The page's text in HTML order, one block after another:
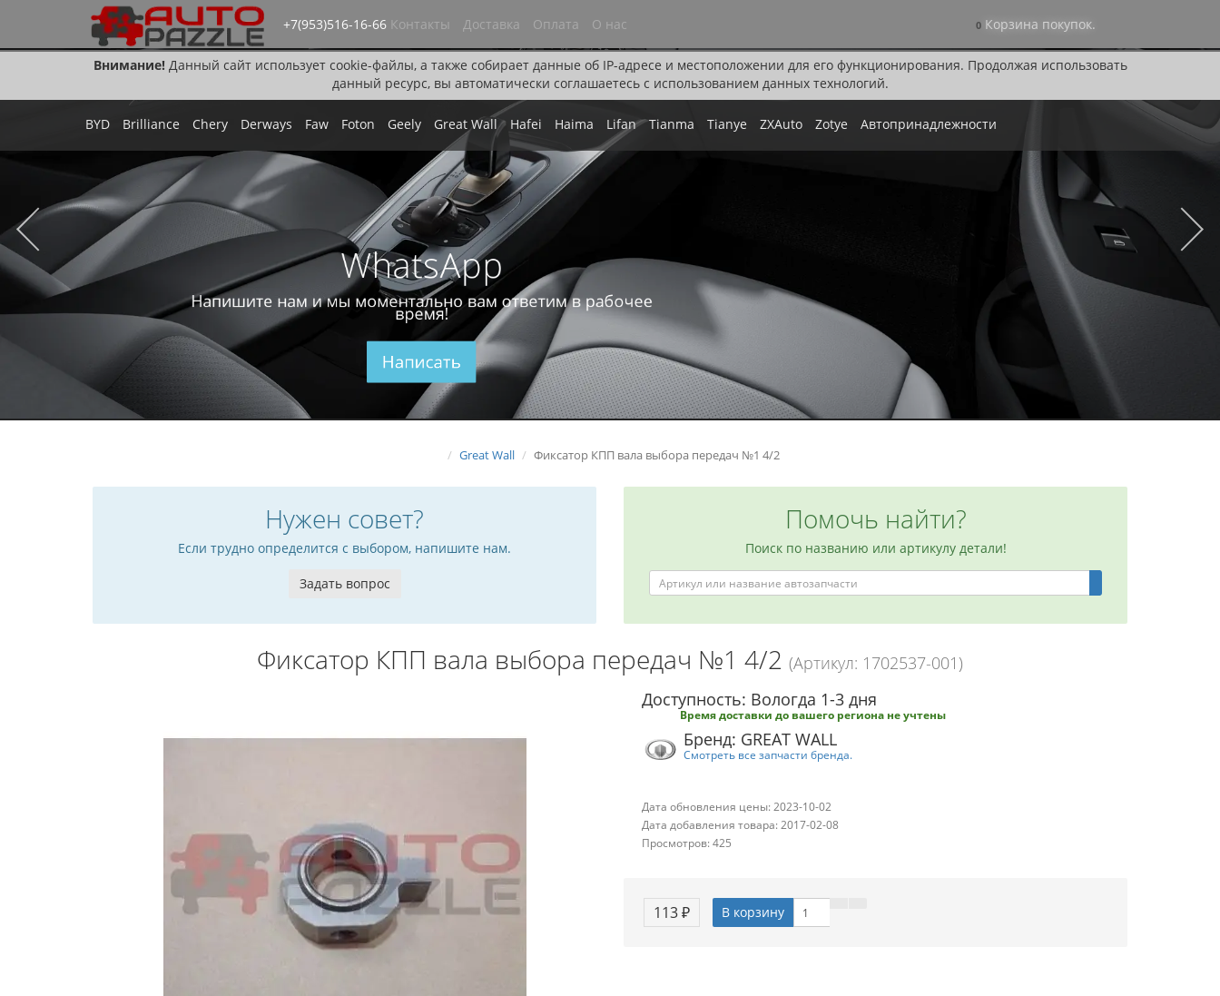
Внимание!Данный сайт использует cookie-файлы, а также собирает данные об IP-адресе и местоположении для его функционирования. Продолжая использовать
данный ресурс, вы автоматически соглашаетесь с использованием данных технологий.
+7(953)516-16-66 Контакты Доставка Оплата О нас 0 Корзина покупок.
BYD Brilliance Chery Derways Faw Foton Geely Great Wall Hafei Haima Lifan Tianma Tianye ZXAuto Zotye Автопринадлежности
WhatsApp
Напишите нам и мы моментально вам ответим в рабочее
время!
Написать
Great Wall Фиксатор КПП вала выбора передач №1 4/2
Нужен совет?
Если трудно определится с выбором, напишите нам.
Задать вопрос
Помочь найти?
Поиск по названию или артикулу детали!
Фиксатор КПП вала выбора передач №1 4/2 (Артикул: 1702537-001)
Доступность: Вологда 1-3 дня
Время доставки до вашего региона не учтены
Бренд: GREAT WALL
Смотреть все запчасти бренда.
Дата обновления цены: 2023-10-02
Дата добавления товара: 2017-02-08
Просмотров: 425
113 ₽ В корзину